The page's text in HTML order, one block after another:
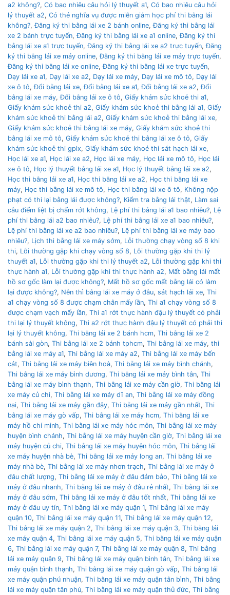
a2 không?, Có bao nhiêu câu hỏi lý thuyết a1, Có bao nhiêu câu hỏi
lý thuyết a2, Có thẻ nghĩa vụ được miễn giảm học phí thi bằng lái
không?,Đăng ký thi bằng lái xe 2 bánh online,Đăng ký thi bằng lái
xe 2 bánh trực tuyến,Đăng ký thi bằng lái xe a1 online,Đăng ký thi
bằng lái xe a1 trực tuyến,Đăng ký thi bằng lái xe a2 trực tuyến,Đăng
ký thi bằng lái xe máy online,Đăng ký thi bằng lái xe máy trực tuyến,
Đăng ký thi bằng lái xe online,Đăng ký thi bằng lái xe trực tuyến,
Dạy lái xe a1, Dạy lái xe a2, Dạy lái xe máy, Dạy lái xe mô tô, Dạy lái
xe ô tô,Đổi bằng lái xe,Đổi bằng lái xe a1,Đổi bằng lái xe a2,Đổi
bằng lái xe máy,Đổi bằng lái xe ô tô, Giấy khám sức khoẻ thi a1,
Giấy khám sức khoẻ thi a2, Giấy khám sức khoẻ thi bằng lái a1, Giấy
khám sức khoẻ thi bằng lái a2, Giấy khám sức khoẻ thi bằng lái xe,
Giấy khám sức khoẻ thi bằng lái xe máy, Giấy khám sức khoẻ thi
bằng lái xe mô tô, Giấy khám sức khoẻ thi bằng lái xe ô tô, Giấy
khám sức khoẻ thi gplx, Giấy khám sức khoẻ thi sát hạch lái xe,
Học lái xe a1, Học lái xe a2, Học lái xe máy, Học lái xe mô tô, Học lái
xe ô tô, Học lý thuyết bằng lái xe a1, Học lý thuyết bằng lái xe a2,
Học thi bằng lái xe a1, Học thi bằng lái xe a2, Học thi bằng lái xe
máy, Học thi bằng lái xe mô tô, Học thi bằng lái xe ô tô, Không nộp
phạt có thi lại bằng lái được không?, Kiểm tra bằng lái thật, Làm sai
câu điểm liệt bị chấm rớt không, Lệ phí thi bằng lái a1 bao nhiêu?, Lệ
phí thi bằng lái a2 bao nhiêu?, Lệ phí thi bằng lái xe a1 bao nhiêu?,
Lệ phí thi bằng lái xe a2 bao nhiêu?, Lệ phí thi bằng lái xe máy bao
nhiêu?, Lịch thi bằng lái xe máy sớm, Lỗi thường chạy vòng số 8 khi
thi, Lỗi thường gặp khi chạy vòng số 8, Lỗi thường gặp khi thi lý
thuyết a1, Lỗi thường gặp khi thi lý thuyết a2, Lỗi thường gặp khi thi
thực hành a1, Lỗi thường gặp khi thi thực hành a2, Mất bằng lái mất
hồ sơ gốc làm lại được không?, Mất hồ sơ gốc mất bằng lái có làm
lại được không?, Nên thì bằng lái xe máy ở đâu, sát hạch lái xe, Thi
a1 chạy vòng số 8 được chạm chân mấy lần, Thi a1 chạy vòng số 8
được chạm vạch mấy lần, Thi a1 rớt thực hành đậu lý thuyết có phải
thi lại lý thuyết không, Thi a2 rớt thực hành đậu lý thuyết có phải thi
lại lý thuyết không, Thi bằng lái xe 2 bánh hcm, Thi bằng lái xe 2
bánh sài gòn, Thi bằng lái xe 2 bánh tphcm, Thi bằng lái xe máy, thi
bằng lái xe máy a1, Thi bằng lái xe máy a2, Thi bằng lái xe máy bến
cát, Thi bằng lái xe máy biên hoà, Thi bằng lái xe máy bình chánh,
Thi bằng lái xe máy bình dương, Thi bằng lái xe máy bình tân, Thi
bằng lái xe máy bình thạnh, Thi bằng lái xe máy cần giờ, Thi bằng lái
xe máy củ chi, Thi bằng lái xe máy dĩ an, Thi bằng lái xe máy đồng
nai, Thi bằng lái xe máy gần đây, Thi bằng lái xe máy gần nhất, Thi
bằng lái xe máy gò vấp, Thi bằng lái xe máy hcm, Thi bằng lái xe
máy hồ chí minh, Thi bằng lái xe máy hóc môn, Thi bằng lái xe máy
huyện bình chánh, Thi bằng lái xe máy huyện cần giờ, Thi bằng lái xe
máy huyện củ chi, Thi bằng lái xe máy huyện hóc môn, Thi bằng lái
xe máy huyện nhà bè, Thi bằng lái xe máy long an, Thi bằng lái xe
máy nhà bè, Thi bằng lái xe máy nhơn trạch, Thi bằng lái xe máy ở
đâu chất lượng, Thi bằng lái xe máy ở đâu đảm bảo, Thi bằng lái xe
máy ở đâu nhanh, Thi bằng lái xe máy ở đâu rẻ nhất, Thi bằng lái xe
máy ở đâu sớm, Thi bằng lái xe máy ở đâu tốt nhất, Thi bằng lái xe
máy ở đâu uy tín, Thi bằng lái xe máy quận 1, Thi bằng lái xe máy
quận 10, Thi bằng lái xe máy quận 11, Thi bằng lái xe máy quận 12,
Thi bằng lái xe máy quận 2, Thi bằng lái xe máy quận 3, Thi bằng lái
xe máy quận 4, Thi bằng lái xe máy quận 5, Thi bằng lái xe máy quận
6, Thi bằng lái xe máy quận 7, Thi bằng lái xe máy quận 8, Thi bằng
lái xe máy quận 9, Thi bằng lái xe máy quận bình tân, Thi bằng lái xe
máy quận bình thạnh, Thi bằng lái xe máy quận gò vấp, Thi bằng lái
xe máy quận phú nhuận, Thi bằng lái xe máy quận tân bình, Thi bằng
lái xe máy quận tân phú, Thi bằng lái xe máy quận thủ đức, Thi bằng